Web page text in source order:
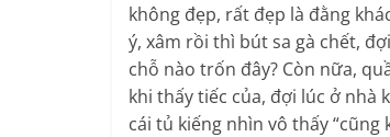
không đẹp, rất đẹp là đằng
ý, xâm rồi thì bút sa gà chết,
chỗ nào trốn đây? Còn nữa,
khi thấy tiếc của, đợi lúc ở nhà
cái tủ kiếng nhìn vô thấy